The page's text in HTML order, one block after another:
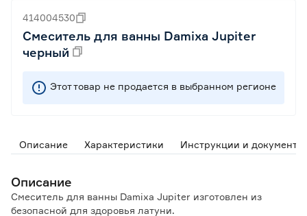
414004530
Смеситель для ванны Damixa Jupiter
черный
Этот товар не продается в выбранном регионе
Описание Характеристики Инструкции и документы
Описание
Смеситель для ванны Damixa Jupiter изготовлен из
безопасной для здоровья латуни.